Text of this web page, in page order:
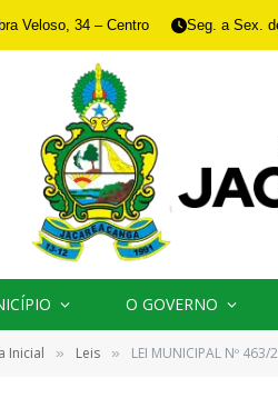
Veloso, 34 – Centro Seg. a Sex.
O GOVERNO
Inicial » Leis » LEI MUNICIPAL Nº